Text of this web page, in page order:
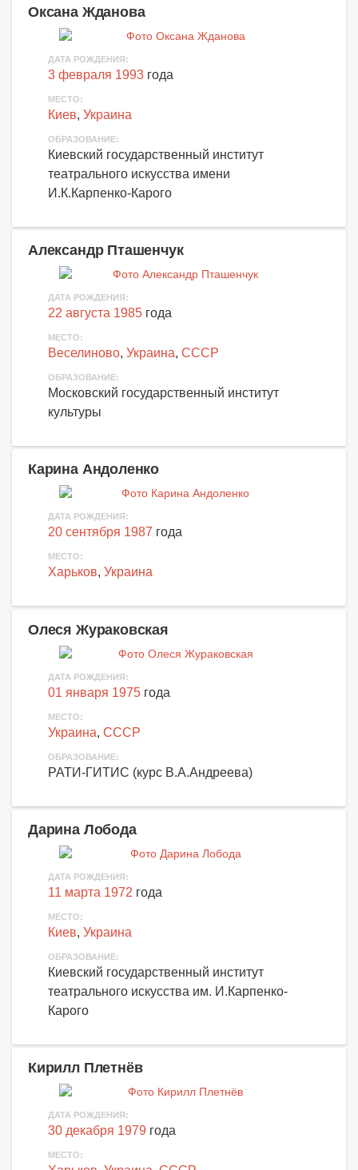
Оксана Жданова
ДАТА РОЖДЕНИЯ:
3 февраля 1993 года
МЕСТО:
Киев, Украина
ОБРАЗОВАНИЕ:
Киевский государственный институт
театрального искусства имени
И.К.Карпенко-Карого
Александр Пташенчук
ДАТА РОЖДЕНИЯ:
22 августа 1985 года
МЕСТО:
Веселиново, Украина, СССР
ОБРАЗОВАНИЕ:
Московский государственный институт
культуры
Карина Андоленко
ДАТА РОЖДЕНИЯ:
20 сентября 1987 года
МЕСТО:
Харьков, Украина
Олеся Жураковская
ДАТА РОЖДЕНИЯ:
01 января 1975 года
МЕСТО:
Украина, СССР
ОБРАЗОВАНИЕ:
РАТИ-ГИТИС (курс В.А.Андреева)
Дарина Лобода
ДАТА РОЖДЕНИЯ:
11 марта 1972 года
МЕСТО:
Киев, Украина
ОБРАЗОВАНИЕ:
Киевский государственный институт
театрального искусства им. И.Карпенко-
Карого
Кирилл Плетнёв
ДАТА РОЖДЕНИЯ:
30 декабря 1979 года
МЕСТО: